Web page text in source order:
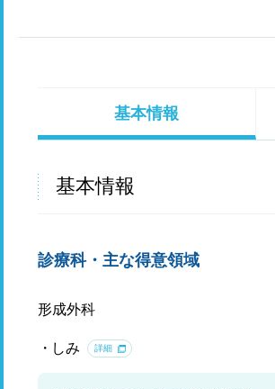
基本情報
基本情報
診療科・主な得意領域
形成外科
しみ 詳細